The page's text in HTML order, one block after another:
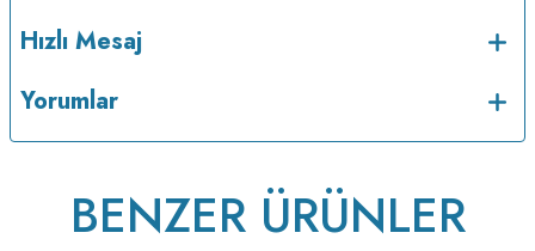
Hızlı Mesaj
Yorumlar
BENZER ÜRÜNLER